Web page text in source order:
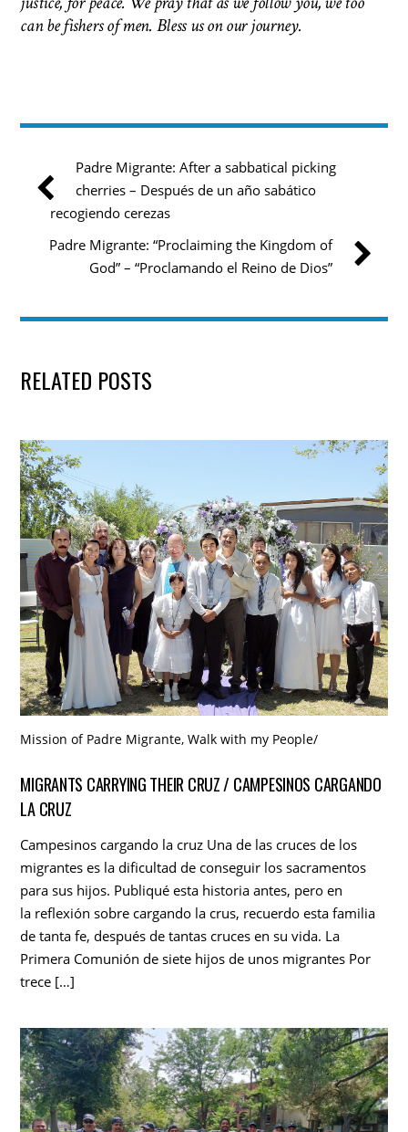
can be fishers of men. Bless us on our journey.
Padre Migrante: After a sabbatical picking
cherries – Después de un año sabático
recogiendo cerezas
Padre Migrante: “Proclaiming the Kingdom of
God” – “Proclamando el Reino de Dios”
RELATED POSTS
Mission of Padre Migrante,Walk with my People/
MIGRANTS CARRYING THEIR CRUZ / CAMPESINOS CARGANDO
LA CRUZ
Campesinos cargando la cruz Una de las cruces de los
migrantes es la dificultad de conseguir los sacramentos
para sus hijos. Publiqué esta historia antes, pero en
la reflexión sobre cargando la crus, recuerdo esta familia
de tanta fe, después de tantas cruces en su vida. La
Primera Comunión de siete hijos de unos migrantes Por
trece […]